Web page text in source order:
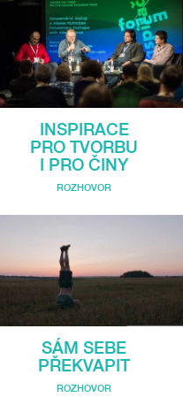
INSPIRACE
PRO TVORBU
I PRO ČINY
ROZHOVOR
SÁM SEBE
PŘEKVAPIT
ROZHOVOR